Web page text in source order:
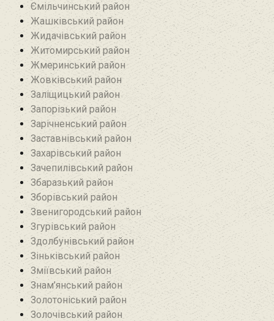
Ємільчинський район
Жашківський район
Жидачівський район
Житомирський район
Жмеринський район
Жовківський район
Заліщицький район‎
Запорізький район
Зарічненський район
Заставнівський район
Захарівський район
Зачепилівський район
Збаразький район‎
Зборівський район
Звенигородський район
Згурівський район
Здолбунівський район‎
Зіньківський район‎
Зміївський район
Знам’янський район
Золотоніський район
Золочівський район